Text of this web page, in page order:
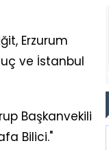
Erzurum
ve İstanbul
Başkanvekili
Bilici."